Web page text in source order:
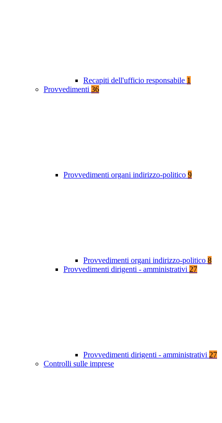
Recapiti dell'ufficio responsabile 1
Provvedimenti 36
Provvedimenti organi indirizzo-politico 9
Provvedimenti organi indirizzo-politico 8
Provvedimenti dirigenti - amministrativi 27
Provvedimenti dirigenti - amministrativi 27
Controlli sulle imprese